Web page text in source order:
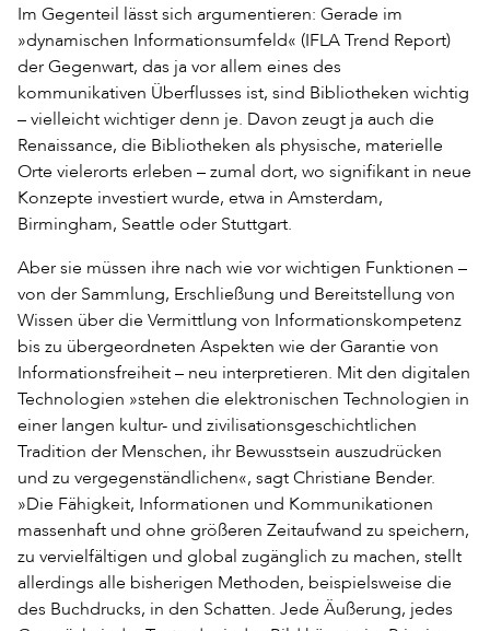
Im Gegenteil lässt sich argumentieren: Gerade im
»dynamischen Informationsumfeld« (IFLA Trend Report)
der Gegenwart, das ja vor allem eines des
kommunikativen Überflusses ist, sind Bibliotheken wichtig
– vielleicht wichtiger denn je. Davon zeugt ja auch die
Renaissance, die Bibliotheken als physische, materielle
Orte vielerorts erleben – zumal dort, wo signifikant in neue
Konzepte investiert wurde, etwa in Amsterdam,
Birmingham, Seattle oder Stuttgart.
Aber sie müssen ihre nach wie vor wichtigen Funktionen –
von der Sammlung, Erschließung und Bereitstellung von
Wissen über die Vermittlung von Informationskompetenz
bis zu übergeordneten Aspekten wie der Garantie von
Informationsfreiheit – neu interpretieren. Mit den digitalen
Technologien »stehen die elektronischen Technologien in
einer langen kultur- und zivilisationsgeschichtlichen
Tradition der Menschen, ihr Bewusstsein auszudrücken
und zu vergegenständlichen«, sagt Christiane Bender.
»Die Fähigkeit, Informationen und Kommunikationen
massenhaft und ohne größeren Zeitaufwand zu speichern,
zu vervielfältigen und global zugänglich zu machen, stellt
allerdings alle bisherigen Methoden, beispielsweise die
des Buchdrucks, in den Schatten. Jede Äußerung, jedes